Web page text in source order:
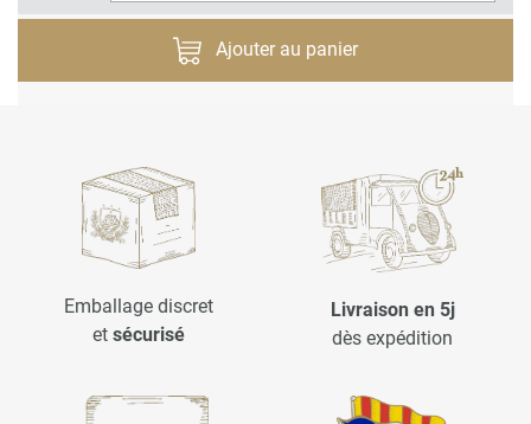
Ajouter au panier
Emballage discret
et sécurisé
Livraison en 5j
dès expédition